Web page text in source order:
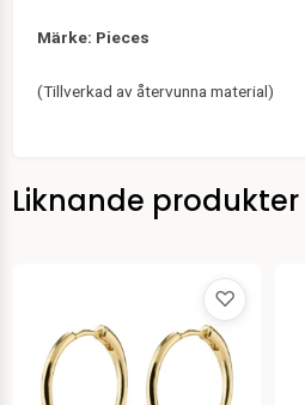
Märke: Pieces
(Tillverkad av återvunna material)
Liknande produkter
♡